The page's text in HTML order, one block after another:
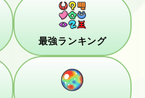
最強ランキング